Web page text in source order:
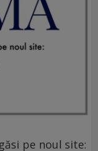
pe noul site: